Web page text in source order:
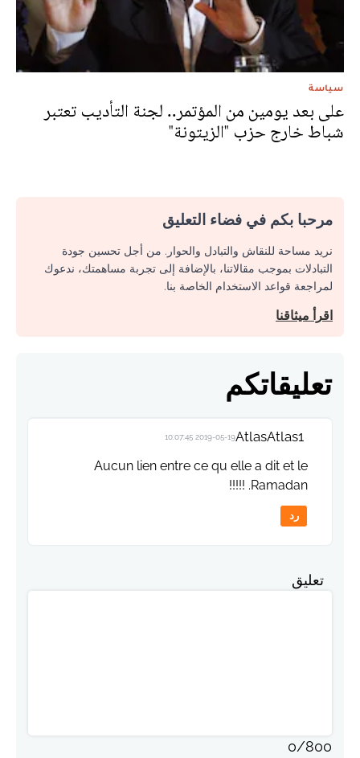
سياسة
على بعد يومين من المؤتمر.. لجنة التأديب تعتبر
شباط خارج حزب "الزيتونة"
مرحبا بكم في فضاء التعليق
نريد مساحة للنقاش والتبادل والحوار. من أجل تحسين جودة
التبادلات بموجب مقالاتنا، بالإضافة إلى تجربة مساهمتك، ندعوك
لمراجعة قواعد الاستخدام الخاصة بنا.
اقرأ ميثاقنا
تعليقاتكم
AtlasAtlas1
2019-05-19 10:07:45
Aucun lien entre ce qu elle a dit et le
Ramadan. !!!!!
رد
تعليق
0/800